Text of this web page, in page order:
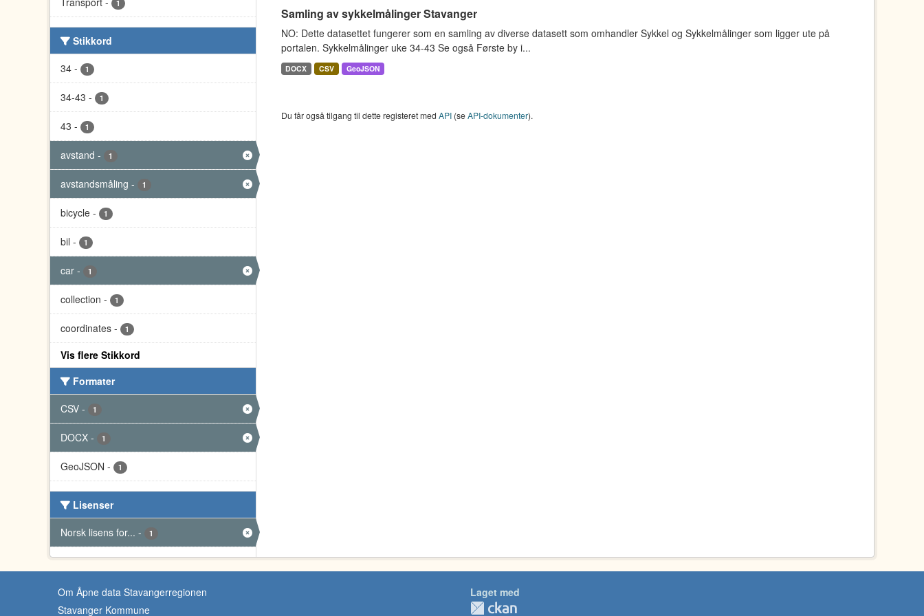
1
Stikkord
34 - 1
34-43 - 1
43 - 1
avstand - 1
avstandsmåling - 1
bicycle - 1
bil - 1
car - 1
collection - 1
coordinates - 1
Vis flere Stikkord
Formater
CSV - 1
DOCX - 1
GeoJSON - 1
Lisenser
Norsk lisens for... - 1
Samling av sykkelmålinger Stavanger
NO: Dette datasettet fungerer som en samling av diverse datasett som omhandler Sykkel og Sykkelmålinger som ligger ute på
portalen. Sykkelmålinger uke 34-43 Se også Første by i...
DOCX CSV GeoJSON
Du får også tilgang til dette registeret med API(seAPI-dokumenter).
Om Åpne data Stavangerregionen
Stavanger Kommune
Laget med